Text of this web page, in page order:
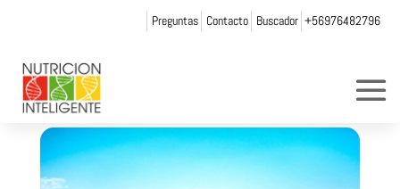
Preguntas Contacto Buscador +56976482796